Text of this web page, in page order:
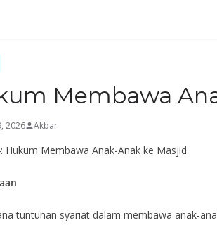
Membawa
2026 Akbar
Hukum Membawa Anak-Anak ke Masjid
tuntunan syariat dalam membawa anak-